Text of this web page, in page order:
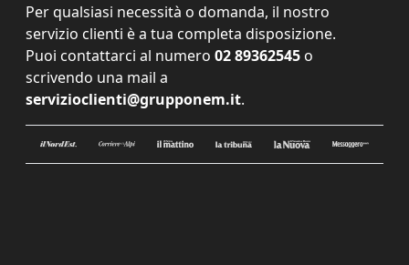
Per qualsiasi necessità o domanda, il nostro
servizio clienti è a tua completa disposizione.
Puoi contattarci al numero 02 89362545 o
scrivendo una mail a
servizioclienti@grupponem.it.